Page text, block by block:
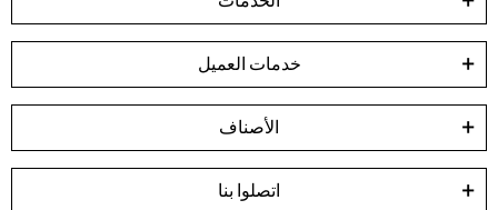
خدمات العميل
الأصناف
اتصلوا بنا